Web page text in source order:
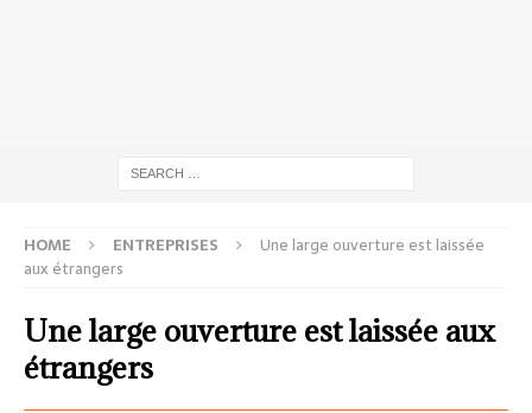
HOME ENTREPRISES
Une large ouverture est laissée
aux étrangers
Une large ouverture est laissée aux
étrangers